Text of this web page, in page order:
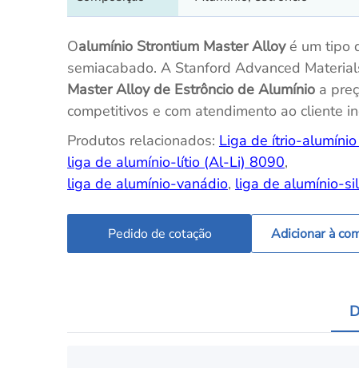
Oalumínio Strontium Master Alloy é um tipo
semiacabado. A Stanford Advanced
Master Alloy de Estrôncio de Alumínioa
competitivos e com atendimento ao cliente
Produtos relacionados: Liga de ítrio-
liga de alumínio-lítio (Al-Li) 8090,
liga de alumínio-vanádio, liga de alumínio-
Pedido de cotação Adicionar à